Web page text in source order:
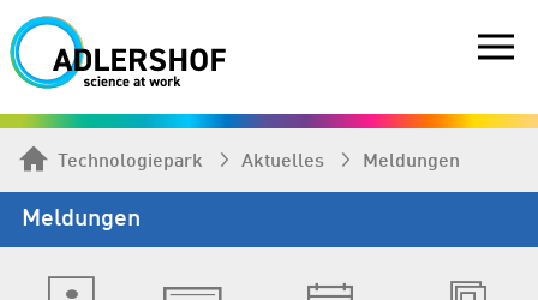
Technologiepark Aktuelles Meldungen
Meldungen